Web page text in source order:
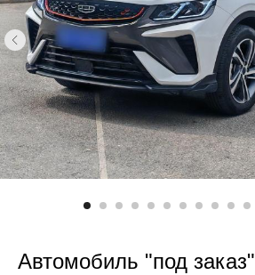
Автомобиль "под заказ"